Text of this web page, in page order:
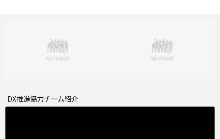
DX推進協力チーム紹介